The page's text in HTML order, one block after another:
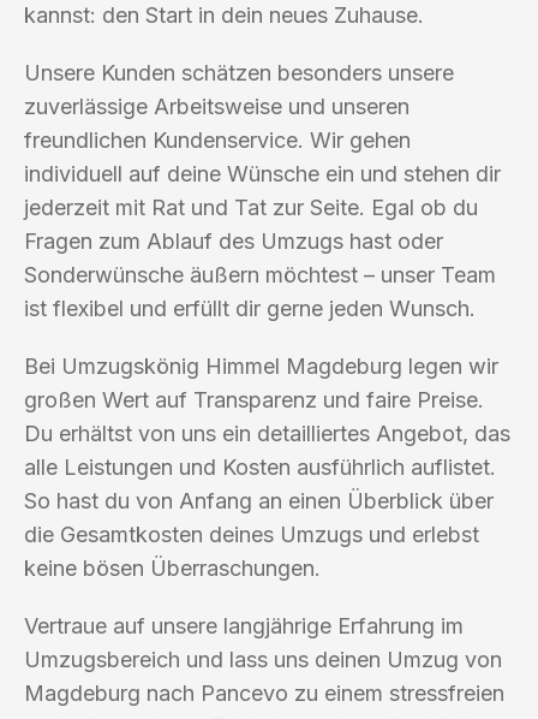
kannst: den Start in dein neues Zuhause.
Unsere Kunden schätzen besonders unsere
zuverlässige Arbeitsweise und unseren
freundlichen Kundenservice. Wir gehen
individuell auf deine Wünsche ein und stehen dir
jederzeit mit Rat und Tat zur Seite. Egal ob du
Fragen zum Ablauf des Umzugs hast oder
Sonderwünsche äußern möchtest – unser Team
ist flexibel und erfüllt dir gerne jeden Wunsch.
Bei Umzugskönig Himmel Magdeburg legen wir
großen Wert auf Transparenz und faire Preise.
Du erhältst von uns ein detailliertes Angebot, das
alle Leistungen und Kosten ausführlich auflistet.
So hast du von Anfang an einen Überblick über
die Gesamtkosten deines Umzugs und erlebst
keine bösen Überraschungen.
Vertraue auf unsere langjährige Erfahrung im
Umzugsbereich und lass uns deinen Umzug von
Magdeburg nach Pancevo zu einem stressfreien